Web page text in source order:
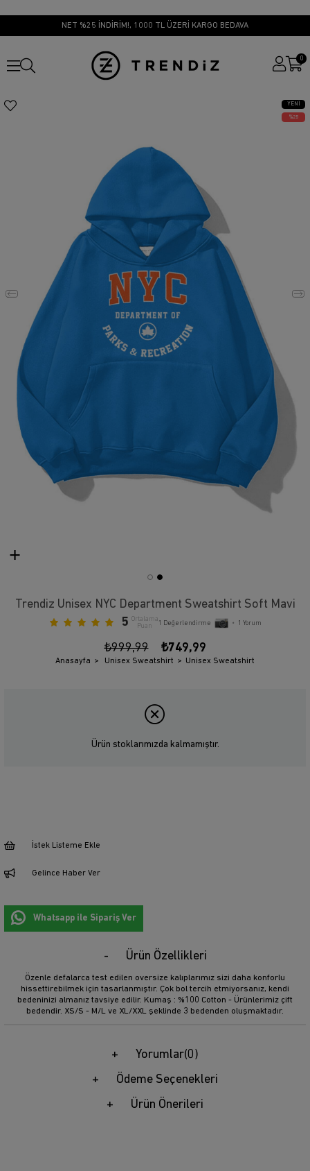
NET %25 İNDİRİM!, 1000 TL ÜZERİ KARGO BEDAVA
0
YENI
ÜRÜN
25
Trendiz Unisex NYC Department Sweatshirt Soft Mavi
5 Ortalama
Puan
1 Değerlendirme • 1 Yorum
₺999,99 ₺749,99
Anasayfa Unisex Sweatshirt Unisex Sweatshirt
Ürün stoklarımızda kalmamıştır.
İstek Listeme Ekle
Gelince Haber Ver
Whatsapp ile Sipariş Ver
Ürün Özellikleri
Özenle defalarca test edilen oversize kalıplarımız sizi daha konforlu
hissettirebilmek için tasarlanmıştır. Çok bol tercih etmiyorsanız, kendi
bedeninizi almanız tavsiye edilir. Kumaş : %100 Cotton - Ürünlerimiz çift
bedendir. XS/S - M/L ve XL/XXL şeklinde 3 bedenden oluşmaktadır.
Yorumlar(0)
Ödeme Seçenekleri
Ürün Önerileri